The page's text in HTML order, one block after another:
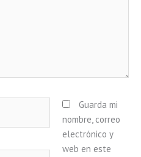
Guarda mi
nombre, correo
electrónico y
web en este